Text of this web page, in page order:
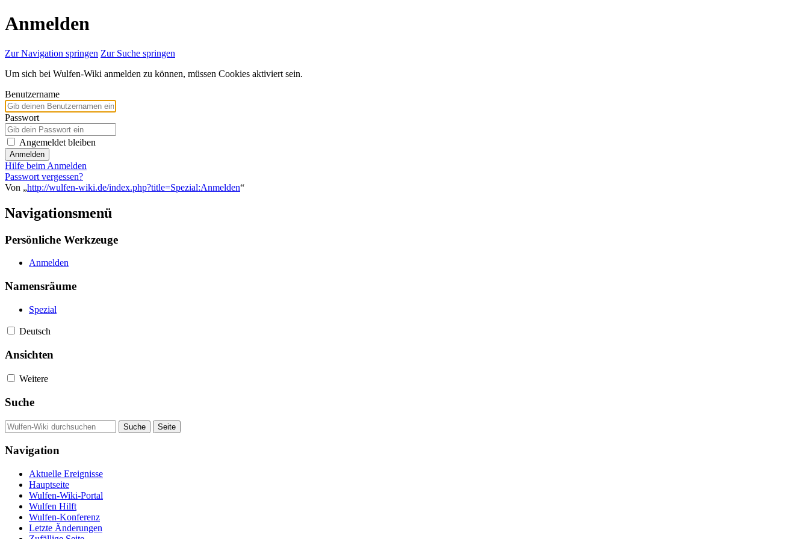
Anmelden
Zur Navigation springen Zur Suche springen
Um sich bei Wulfen-Wiki anmelden zu können, müssen Cookies aktiviert sein.
Benutzername
Passwort
Angemeldet bleiben
Anmelden
Hilfe beim Anmelden
Passwort vergessen?
Von „http://wulfen-wiki.de/index.php?title=Spezial:Anmelden“
Navigationsmenü
Persönliche Werkzeuge
Anmelden
Namensräume
Spezial
Deutsch
Ansichten
Weitere
Suche
Navigation
Aktuelle Ereignisse
Hauptseite
Wulfen-Wiki-Portal
Wulfen Hilft
Wulfen-Konferenz
Letzte Änderungen